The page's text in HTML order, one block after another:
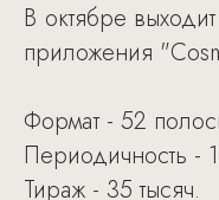
В октябре
приложения
Формат - 52
Периодичность -
Тираж - 35 тысяч.